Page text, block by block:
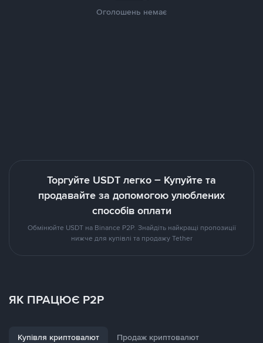
Оголошень немає
Торгуйте USDT легко – Купуйте та
продавайте за допомогою улюблених
способів оплати
Обмінюйте USDT на Binance P2P. Знайдіть найкращі пропозиції
нижче для купівлі та продажу Tether
ЯК ПРАЦЮЄ P2P
Купівля криптовалют Продаж криптовалют